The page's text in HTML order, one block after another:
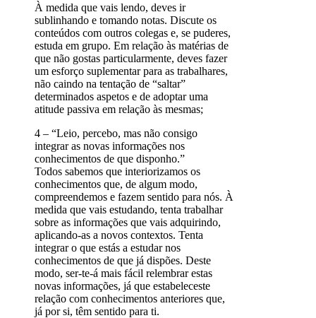
À medida que vais lendo, deves ir
sublinhando e tomando notas. Discute os
conteúdos com outros colegas e, se puderes,
estuda em grupo. Em relação às matérias de
que não gostas particularmente, deves fazer
um esforço suplementar para as trabalhares,
não caindo na tentação de “saltar”
determinados aspetos e de adoptar uma
atitude passiva em relação às mesmas;
4 – “Leio, percebo, mas não consigo
integrar as novas informações nos
conhecimentos de que disponho.”
Todos sabemos que interiorizamos os
conhecimentos que, de algum modo,
compreendemos e fazem sentido para nós. À
medida que vais estudando, tenta trabalhar
sobre as informações que vais adquirindo,
aplicando-as a novos contextos. Tenta
integrar o que estás a estudar nos
conhecimentos de que já dispões. Deste
modo, ser-te-á mais fácil relembrar estas
novas informações, já que estabeleceste
relação com conhecimentos anteriores que,
já por si, têm sentido para ti.